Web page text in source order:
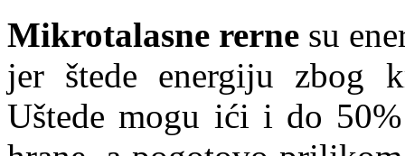
Mikrotalasne rerne su
jer štede energiju zbog
Uštede mogu ići i do